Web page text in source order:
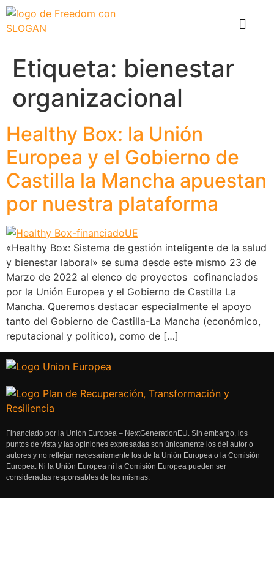
Etiqueta: bienestar
organizacional
Healthy Box: la Unión
Europea y el Gobierno de
Castilla la Mancha apuestan
por nuestra plataforma
«Healthy Box: Sistema de gestión inteligente de la salud
y bienestar laboral» se suma desde este mismo 23 de
Marzo de 2022 al elenco de proyectos cofinanciados
por la Unión Europea y el Gobierno de Castilla La
Mancha. Queremos destacar especialmente el apoyo
tanto del Gobierno de Castilla-La Mancha (económico,
reputacional y político), como de […]
Financiado por la Unión Europea – NextGenerationEU. Sin embargo, los
puntos de vista y las opiniones expresadas son únicamente los del autor o
autores y no reflejan necesariamente los de la Unión Europea o la Comisión
Europea. Ni la Unión Europea ni la Comisión Europea pueden ser
consideradas responsables de las mismas.